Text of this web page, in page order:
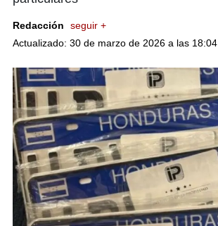
Redacción
seguir +
Actualizado: 30 de marzo de 2026 a las 18:04